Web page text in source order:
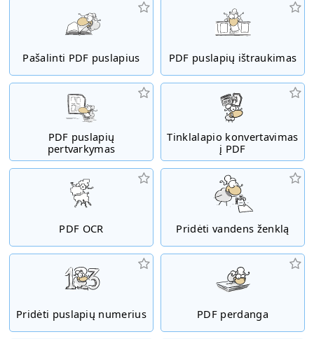
Pašalinti PDF puslapius PDF puslapių ištraukimas
PDF puslapių
pertvarkymas
Tinklalapio konvertavimas
į PDF
PDF OCR Pridėti vandens ženklą
Pridėti puslapių numerius PDF perdanga